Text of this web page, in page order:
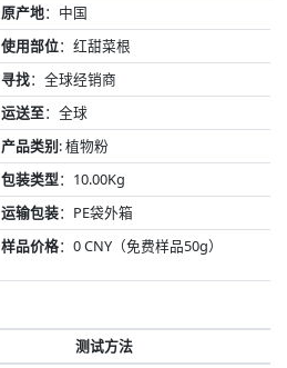
原产地：中国
使用部位：红甜菜根
寻找：全球经销商
运送至：全球
产品类别: 植物粉
包装类型：10.00Kg
运输包装：PE袋外箱
样品价格：0 CNY（免费样品50g）
测试方法